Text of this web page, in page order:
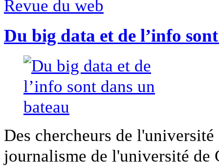
Revue du web
Du big data et de l’info
Des chercheurs de
journalisme de l'université